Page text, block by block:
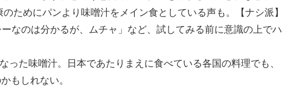
ためにパンより味噌汁をメイン食としている声も。【ナシ派】
なのは分かるが、ムチャ」など、試してみる前に意識の上でハ
た味噌汁。日本であたりまえに食べている各国の料理でも、
もしれない。